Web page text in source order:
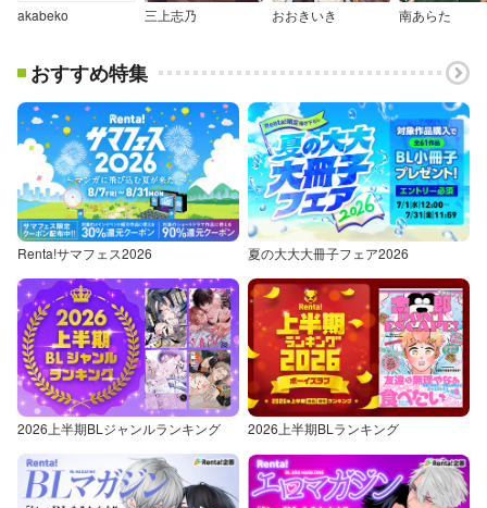
akabeko 三上志乃 おおきいき 南あらた
おすすめ特集
Renta!サマフェス2026 夏の大大大冊子フェア2026
2026上半期BLジャンルランキング 2026上半期BLランキング